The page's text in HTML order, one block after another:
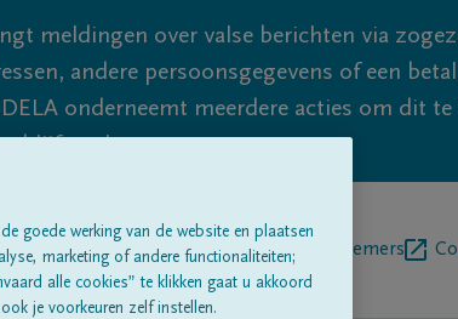
meldingen over valse berichten via
andere persoonsgegevens of een
onderneemt meerdere acties om dit
blijf waakzaam.
rouwberichtenOver onsBegrafenisondernemers
goede werking van de website en plaatsen
marketing of andere functionaliteiten;
alle cookies” te klikken gaat u akkoord
je voorkeuren zelf instellen.